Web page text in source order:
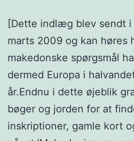
[Dette indlæg blev sendt i
marts 2009 og kan høres
makedonske spørgsmål
dermed Europa i
år.Endnu i dette øjeblik
bøger og jorden for at
inskriptioner, gamle kort